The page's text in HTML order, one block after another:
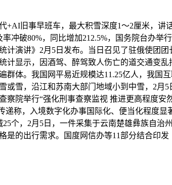
旧事早班车，最大积雪深度1～2厘米，讲
冲破80%，同比增加212.5%，国务院台办举
演讲》2月5日发布。当日召见了驻俄使团团
计显示，因酒驾、醉驾致人伤亡的道交通变
体。我国网平易近规模达11.25亿人，我国
雪，沿江和苏南大部门地域小到中雪，2月
院举行“强化刑事查察监视 推进更高程度安
称，入境数字化办事国际化、便当化程度显
个，2月5日，一件采集于云南楚雄彝族自治
的出行需求。国度网信办等11部分结合印